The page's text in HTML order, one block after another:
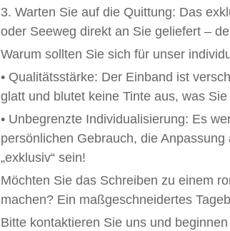
3. Warten Sie auf die Quittung: Das
oder Seeweg direkt an Sie geliefert –
Warum sollten Sie sich für unser
• Qualitätsstärke: Der Einband ist
glatt und blutet keine Tinte aus, was
• Unbegrenzte Individualisierung: Es
persönlichen Gebrauch, die
„exklusiv“ sein!
Möchten Sie das Schreiben zu einem
machen? Ein maßgeschneidertes
Bitte kontaktieren Sie uns und